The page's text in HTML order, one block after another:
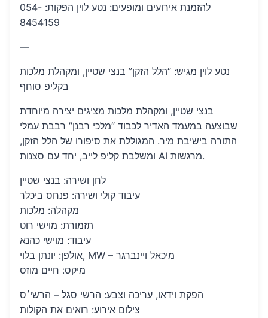
להזמנת אירועים ומופעים: נטע לוין הפקות: 054-
8454159
—
נטע לוין מגיש: “הלל הזקן” בנצי שטיין, ומקהלת מלכות
בקליפ סוחף
בנצי שטיין, ומקהלת מלכות מציגים יצירה מיוחדת
שבוצעה במעמד האדיר לכבוד “מלכי רבנן” רבבת עמלי
התורה בישיבת מיר. המגוללת את סיפורו של הלל הזקן,
ומשלבת קליפ לייב, יחד עם סצנות AI מרגשות.
לחן ושירה: בנצי שטיין
עיבוד קולי ושירה: פנחס ביכלר
מקהלה: מלכות
תזמורת: מוישי רוט
עיבוד: מוישי כהנא
אולפן: יונתן בלוי, MW – מיכאל ויינברגר
מיקס: חיים מוזס
הפקת וידאו, עריכה וצבע: הרשי סגל – הרשי׳ס
צילום אירוע: רואים את הקולות